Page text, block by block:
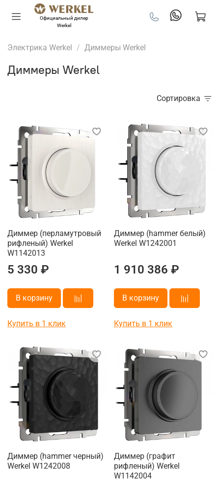
Официальный дилер
Werkel
Электрика Werkel Диммеры Werkel
Диммеры Werkel
Сортировка
Диммер (перламутровый
рифленый) Werkel
W1142013
5 330 ₽
В корзину
Купить в 1 клик
Диммер (hammer белый)
Werkel W1242001
1 910 386 ₽
В корзину
Купить в 1 клик
Диммер (hammer черный)
Werkel W1242008
Диммер (графит
рифленый) Werkel
W1142004